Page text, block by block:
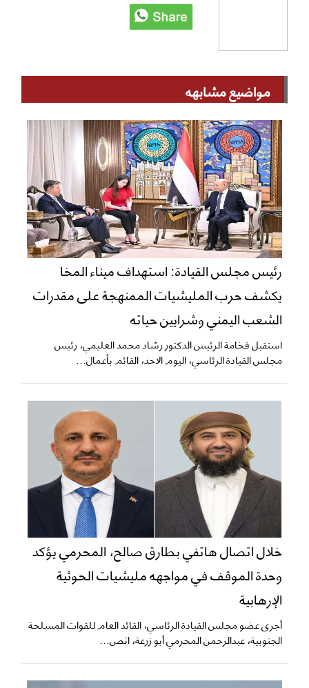
مواضيع مشابهه
رئيس مجلس القيادة: استهداف ميناء المخا
يكشف حرب المليشيات الممنهجة على مقدرات
الشعب اليمني وشرايين حياته
استقبل فخامة الرئيس الدكتور رشاد محمد العليمي، رئيس
مجلس القيادة الرئاسي، اليوم الاحد، القائم بأعمال...
خلال اتصال هاتفي بطارق صالح، المحرمي يؤكد
وحدة الموقف في مواجهه مليشيات الحوثية
الإرهابية
أجرى عضو مجلس القيادة الرئاسي، القائد العام للقوات المسلحة
الجنوبية، عبدالرحمن المحرمي أبو زرعة، اتص...